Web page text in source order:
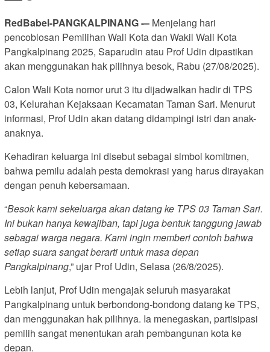
RedBabel-PANGKALPINANG -– Menjelang hari
pencoblosan Pemilihan Wali Kota dan Wakil Wali Kota
Pangkalpinang 2025, Saparudin atau Prof Udin dipastikan
akan menggunakan hak pilihnya besok, Rabu (27/08/2025).
Calon Wali Kota nomor urut 3 itu dijadwalkan hadir di TPS
03, Kelurahan Kejaksaan Kecamatan Taman Sari. Menurut
informasi, Prof Udin akan datang didampingi istri dan anak-
anaknya.
Kehadiran keluarga ini disebut sebagai simbol komitmen,
bahwa pemilu adalah pesta demokrasi yang harus dirayakan
dengan penuh kebersamaan.
“Besok kami sekeluarga akan datang ke TPS 03 Taman Sari.
Ini bukan hanya kewajiban, tapi juga bentuk tanggung jawab
sebagai warga negara. Kami ingin memberi contoh bahwa
setiap suara sangat berarti untuk masa depan
Pangkalpinang,” ujar Prof Udin, Selasa (26/8/2025).
Lebih lanjut, Prof Udin mengajak seluruh masyarakat
Pangkalpinang untuk berbondong-bondong datang ke TPS,
dan menggunakan hak pilihnya. Ia menegaskan, partisipasi
pemilih sangat menentukan arah pembangunan kota ke
depan.